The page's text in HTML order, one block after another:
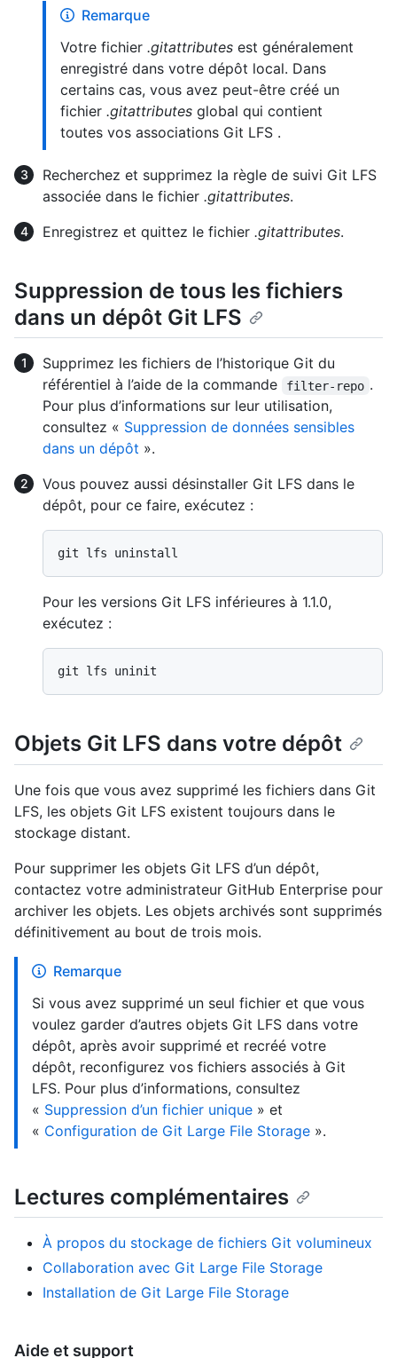
Remarque
Votre fichier .gitattributes est généralement
enregistré dans votre dépôt local. Dans
certains cas, vous avez peut-être créé un
fichier .gitattributes global qui contient
toutes vos associations Git LFS .
Recherchez et supprimez la règle de suivi Git LFS
associée dans le fichier .gitattributes.
Enregistrez et quittez le fichier .gitattributes.
Suppression de tous les fichiers
dans un dépôt Git LFS
Supprimez les fichiers de l’historique Git du
référentiel à l’aide de la commande
filter-repo .
Pour plus d’informations sur leur utilisation,
consultez « Suppression de données sensibles
dans un dépôt ».
Vous pouvez aussi désinstaller Git LFS dans le
dépôt, pour ce faire, exécutez :
Pour les versions Git LFS inférieures à 1.1.0,
exécutez :
Objets Git LFS dans votre dépôt
Une fois que vous avez supprimé les fichiers dans Git
LFS, les objets Git LFS existent toujours dans le
stockage distant.
Pour supprimer les objets Git LFS d’un dépôt,
contactez votre administrateur GitHub Enterprise pour
archiver les objets. Les objets archivés sont supprimés
définitivement au bout de trois mois.
Remarque
Si vous avez supprimé un seul fichier et que vous
voulez garder d’autres objets Git LFS dans votre
dépôt, après avoir supprimé et recréé votre
dépôt, reconfigurez vos fichiers associés à Git
LFS. Pour plus d’informations, consultez
« Suppression d’un fichier unique » et
« Configuration de Git Large File Storage ».
Lectures complémentaires
À propos du stockage de fichiers Git volumineux
Collaboration avec Git Large File Storage
Installation de Git Large File Storage
Aide et support